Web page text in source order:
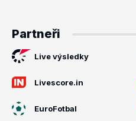
Partneři
Live výsledky
Livescore.in
EuroFotbal